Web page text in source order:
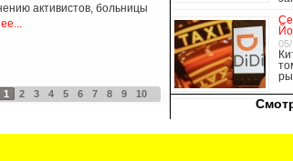
активистов, больницы
Опубликовано 21/02/
1 2 3 4 5 6 7 8 9 10